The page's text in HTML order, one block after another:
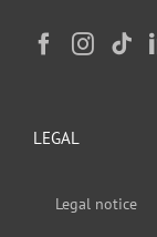
LEGAL
Legal notice